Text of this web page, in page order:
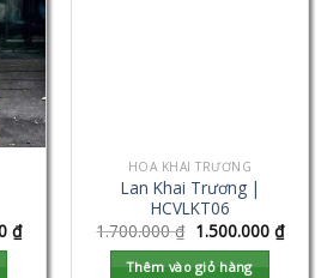
₫
HOA KHAI TRƯƠNG
Lan Khai Trương |
HCVLKT06
1.700.000₫ 1.500.000 ₫
Thêm vào giỏ hàng